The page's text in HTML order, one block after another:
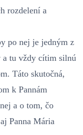
rozdelení a
po nej je jedným z
a tu vždy cítim silnú
Táto skutočná,
k Pannám
a o tom, čo
Panna Mária